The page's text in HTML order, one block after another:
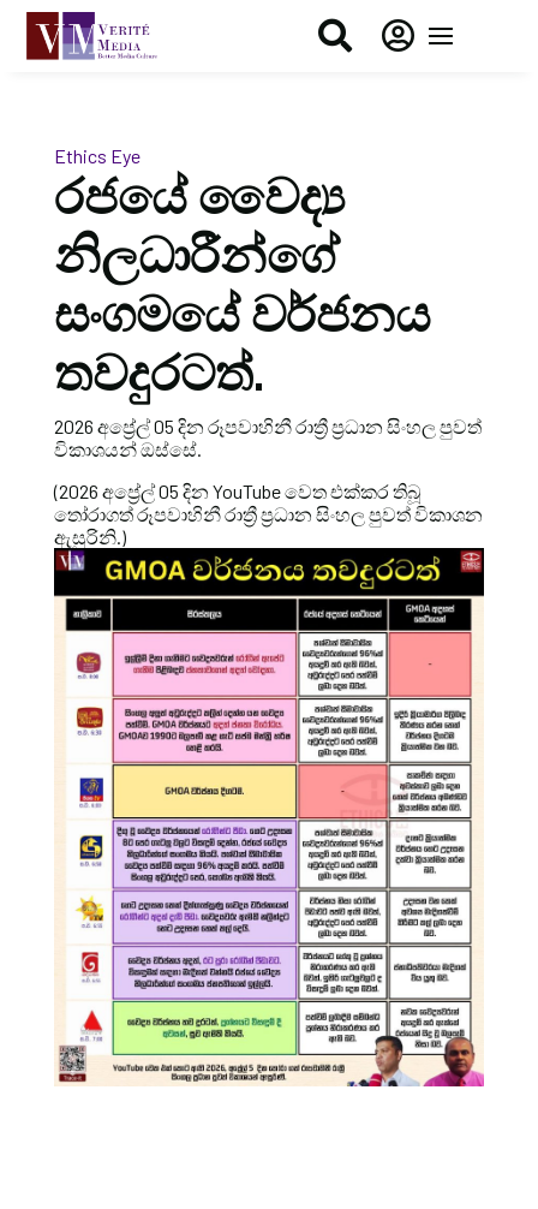
 
Ethics Eye
රජයේ වෛද්‍ය
නිලධාරීන්ගේ
සංගමයේ වර්ජනය
තවදුරටත්.
2026 අප්‍රේල් 05 දින රූපවාහිනී රාත්‍රී ප්‍රධාන සිංහල පුවත්
විකාශයන් ඔස්සේ.
(2026 අප්‍රේල් 05 දින YouTube වෙත එක්කර තිබූ
තෝරාගත් රූපවාහිනී රාත්‍රී ප්‍රධාන සිංහල පුවත් විකාශන
ඇසුරිනි.)